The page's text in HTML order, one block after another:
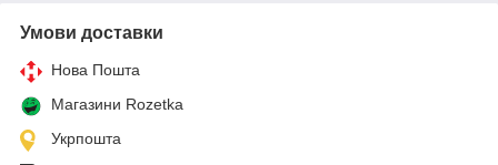
Умови доставки
Нова Пошта
Магазини Rozetka
Укрпошта